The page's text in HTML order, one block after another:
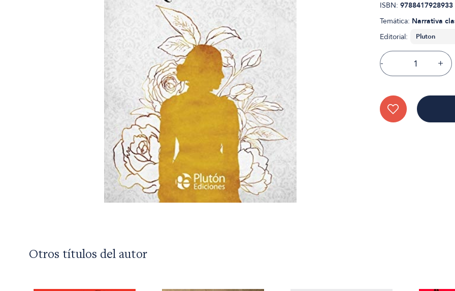
ISBN: 9788417928933
Temática: Narrativa
Editorial:
- +
Otros títulos del autor